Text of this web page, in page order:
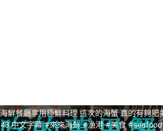
鮮餐廳享用極鮮料理 這次的海蟹 真的有夠肥
中文字幕 #來來海鮮 #漁港 #美食 #seafood